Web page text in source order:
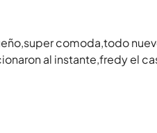
comoda,todo
al instante,fredy el